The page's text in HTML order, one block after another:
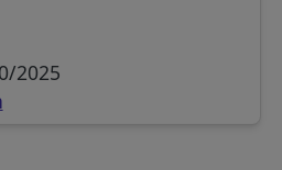
2025